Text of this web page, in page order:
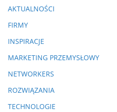
AKTUALNOŚCI
FIRMY
INSPIRACJE
MARKETING PRZEMYSŁOWY
NETWORKERS
ROZWIĄZANIA
TECHNOLOGIE